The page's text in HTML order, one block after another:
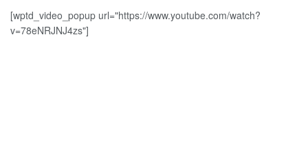
[wptd_video_popup url="https://www.youtube.com/watch?
v=78eNRJNJ4zs"]